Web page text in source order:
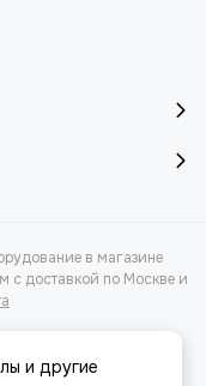
в магазине
с доставкой по Москве и
и другие